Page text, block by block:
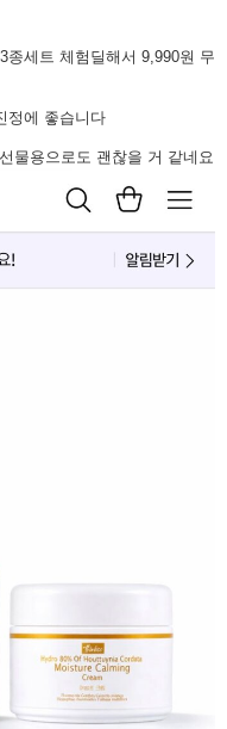
세트 체험딜해서 9,990원 무
정에 좋습니다
물용으로도 괜찮을 거 같네요